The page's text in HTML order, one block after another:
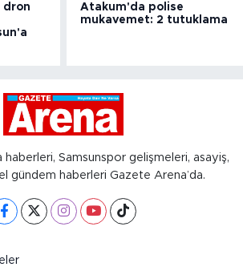
dron
Atakum'da polise
mukavemet: 2 tutuklama
haberleri, Samsunspor gelişmeleri, asayiş,
gündem haberleri Gazete Arena’da.